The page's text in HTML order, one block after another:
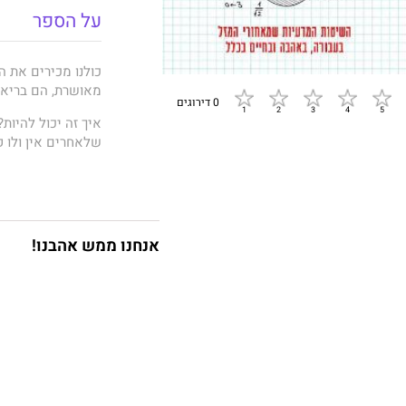
0 דירוגים
על הספר
כולנו מכירים
מאושרת, הם
איך זה יכול
שלאחרים אין ולו
כדי לזמן את
כשתדעו
אנחנו ממש אהבנו!